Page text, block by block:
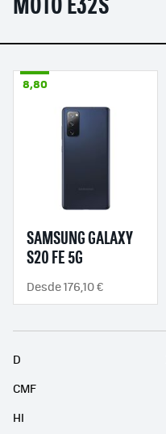
MOTO E32S
8,80
SAMSUNG GALAXY
S20 FE 5G
Desde 176,10 €
D
CMF
HI